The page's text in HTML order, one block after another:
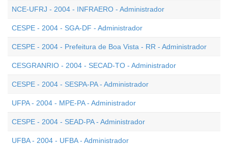
NCE-UFRJ - 2004 - INFRAERO - Administrador
CESPE - 2004 - SGA-DF - Administrador
CESPE - 2004 - Prefeitura de Boa Vista - RR - Administrador
CESGRANRIO - 2004 - SECAD-TO - Administrador
CESPE - 2004 - SESPA-PA - Administrador
UFPA - 2004 - MPE-PA - Administrador
CESPE - 2004 - SEAD-PA - Administrador
UFBA - 2004 - UFBA - Administrador